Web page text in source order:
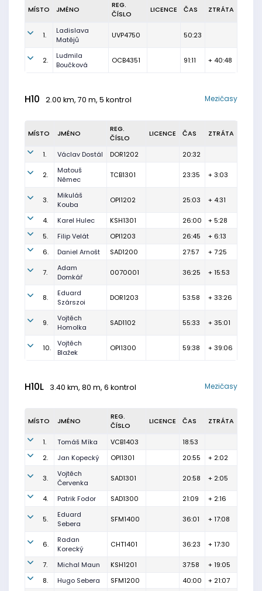
MÍSTO JMÉNO
REG.
ČÍSLO
LICENCE ČAS ZTRÁTA
1.
Ladislava
Matějů
UVP4750 50:23
2.
Ludmila
Boučková
OCB4351 91:11 + 40:48
H10 2.00 km, 70 m, 5 kontrol Mezičasy
MÍSTO JMÉNO
REG.
ČÍSLO
LICENCE ČAS ZTRÁTA
1. Václav Dostál DOR1202 20:32
2.
Matouš
Němec
TCB1301 23:35 + 3:03
3.
Mikuláš
Kouba
OPI1202 25:03 + 4:31
4. Karel Hulec KSH1301 26:00
+ 5:28
5.
Filip Velát OPI1203 26:45
+ 6:13
6.
Daniel Arnošt SAD1200 27:57 + 7:25
7.
Adam
Domkář
0070001 36:25 + 15:53
8.
Eduard
Szárszoi
DOR1203 53:58 + 33:26
9.
Vojtěch
Homolka
SAD1102 55:33 + 35:01
10.
Vojtěch
Blažek
OPI1300 59:38 + 39:06
H10L 3.40 km, 80 m, 6 kontrol Mezičasy
MÍSTO JMÉNO
REG.
ČÍSLO
LICENCE ČAS ZTRÁTA
1. Tomáš Míka VCB1403
18:53
2.
Jan Kopecký OPI1301 20:55 + 2:02
3.
Vojtěch
Červenka
SAD1301 20:58 + 2:05
4. Patrik Fodor SAD1300 21:09 + 2:16
5.
Eduard
Sebera
SFM1400 36:01 + 17:08
6.
Radan
Korecký
CHT1401 36:23 + 17:30
7. Michal Maun KSH1201 37:58
+ 19:05
8.
Hugo Sebera SFM1200 40:00 + 21:07